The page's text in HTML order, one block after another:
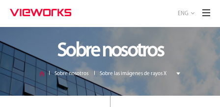
ENG
Sobre nosotros
Sobre nosotros Sobre las imágenes de rayos X